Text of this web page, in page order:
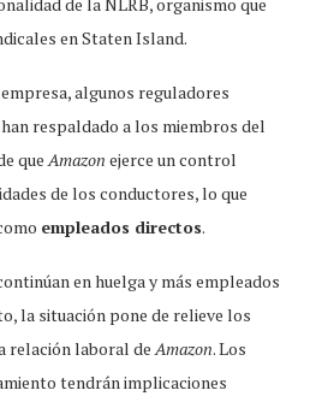
en Staten Island.
algunos reguladores
respaldado a los miembros del
que Amazon ejerce un control
de los conductores, lo que
empleados directos.
en huelga y más empleados
la situación pone de relieve los
relación laboral de Amazon. Los
tendrán implicaciones